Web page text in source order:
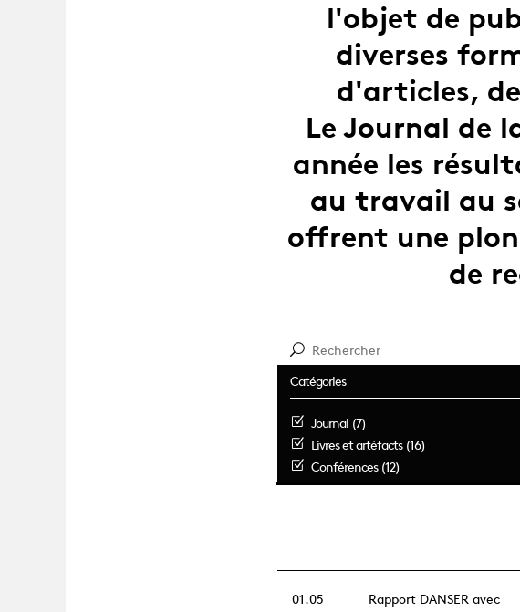
l'objet de
diverses
d'articles,
Le Journal de
année les
au travail au
offrent une
de
Catégories
Journal (7)
Livres et artéfacts (16)
Conférences (12)
01.05 Rapport DANSER avec